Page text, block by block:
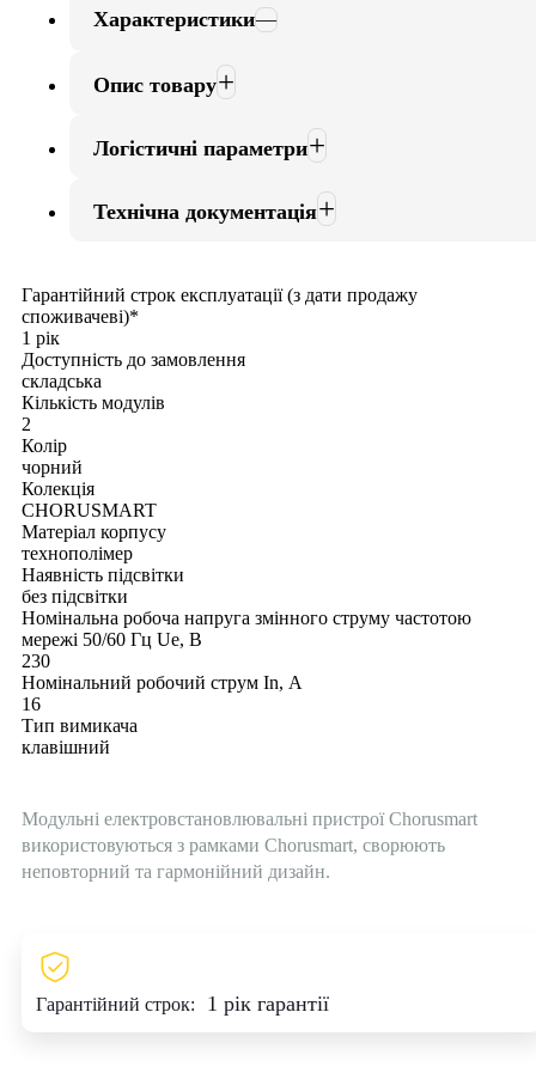
Характеристики
Опис товару
Логістичні параметри
Технічна документація
Гарантійний строк експлуатації (з дати продажу
споживачеві)*
1 рік
Доступність до замовлення
складська
Кількість модулів
2
Колір
чорний
Колекція
CHORUSMART
Матеріал корпусу
технополімер
Наявність підсвітки
без підсвітки
Номінальна робоча напруга змінного струму частотою
мережі 50/60 Гц Ue, В
230
Номінальний робочий струм In, А
16
Тип вимикача
клавішний
Модульні електровстановлювальні пристрої Chorusmart
використовуються з рамками Chorusmart, сворюють
неповторний та гармонійний дизайн.
Гарантійний строк: 1 рік гарантії